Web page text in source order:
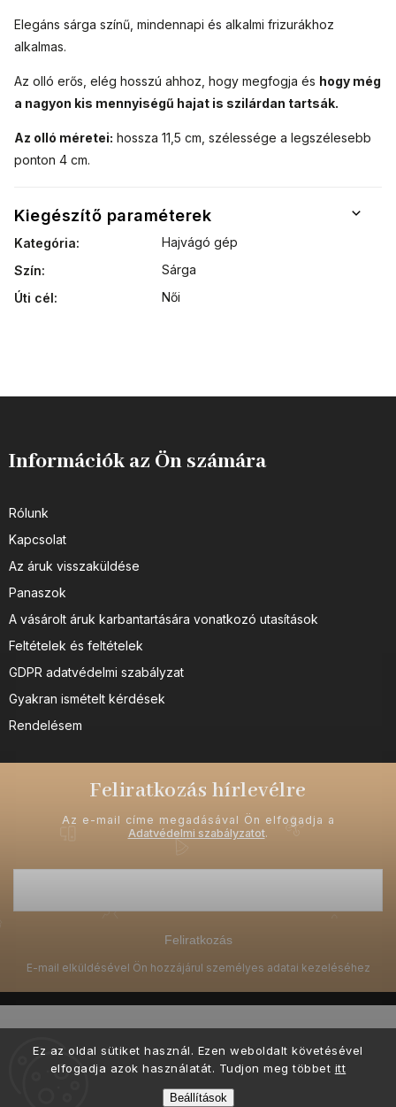
Ez az oldal sütiket használ. Ezen weboldalt követésével
elfogadja azok használatát. Tudjon meg többet itt
Beállítások
Elegáns sárga színű, mindennapi és alkalmi frizurákhoz
alkalmas.
Az olló erős, elég hosszú ahhoz, hogy megfogja és hogy még
a nagyon kis mennyiségű hajat is szilárdan tartsák.
Az olló méretei: hossza 11,5 cm, szélessége a legszélesebb
ponton 4 cm.
Kiegészítő paraméterek
Kategória:
Hajvágó gép
Szín:
Sárga
Úti cél: Női
Információk az Ön számára
Rólunk
Kapcsolat
Az áruk visszaküldése
Panaszok
A vásárolt áruk karbantartására vonatkozó utasítások
Feltételek és feltételek
GDPR adatvédelmi szabályzat
Gyakran ismételt kérdések
Rendelésem
Feliratkozás hírlevélre
Az e-mail címe megadásával Ön elfogadja a
Adatvédelmi szabályzatot.
Feliratkozás